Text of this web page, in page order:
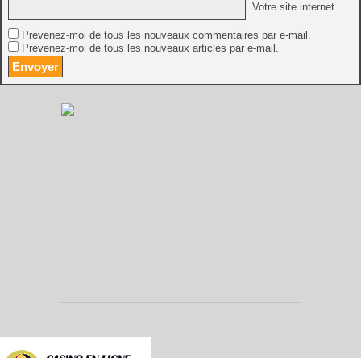
Votre site internet
Prévenez-moi de tous les nouveaux commentaires par e-mail.
Prévenez-moi de tous les nouveaux articles par e-mail.